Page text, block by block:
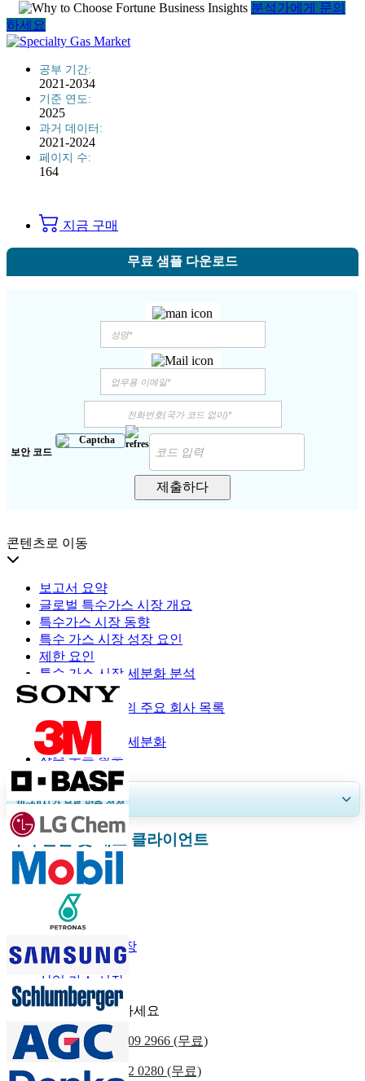
분석가에게 문의
하세요
공부 기간:
2021-2034
기준 연도:
2025
과거 데이터:
2021-2024
페이지 수:
164
지금 구매
무료 샘플 다운로드
보안 코드
제출하다
콘텐츠로 이동
보고서 요약
글로벌 특수가스 시장 개요
특수가스 시장 동향
특수 가스 시장 성장 요인
제한 요인
특수 가스 시장 세분화 분석
지역적 통찰력
특수 가스 시장의 주요 회사 목록
보고서 범위
보고서 범위 및 세분화
자주 묻는 질문
30~60시간무료 맞춤 설정
지역 및 국가 범위 확장, 세그먼트 분석, 기업 프로필, 경쟁 벤치마킹, 및 최
화학 물질 및 재료 클라이언트
관련된 보고서
반도체 가스 시장
반도체 시장
산업 가스 시장
우리에게 연락하세요
우리를 +1 833 909 2966 (무료)
+44 808 502 0280 (무료)